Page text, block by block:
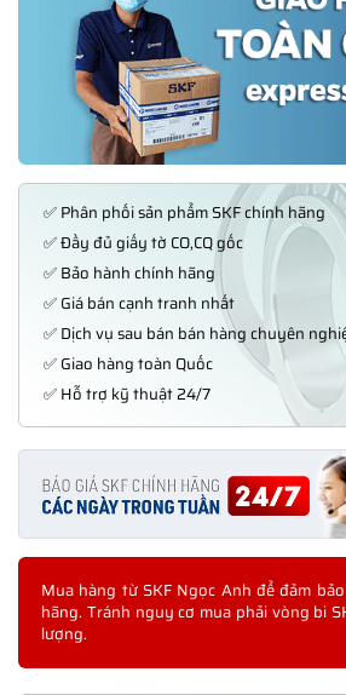
✅ Phân phối sản phẩm SKF chính hãng
✅ Đầy đủ giấy tờ CO,CQ gốc
✅ Bảo hành chính hãng
✅ Giá bán cạnh tranh nhất
✅ Dịch vụ sau bán bán hàng chuyên
✅ Giao hàng toàn Quốc
✅ Hỗ trợ kỹ thuật 24/7
Mua hàng từ SKF Ngọc Anh để đảm
hãng. Tránh nguy cơ mua phải vòng bi
lượng.